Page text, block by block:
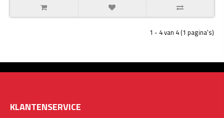
1 - 4 van 4 (1 pagina's)
KLANTENSERVICE